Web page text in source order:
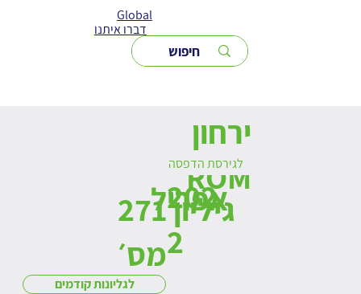
Global
דברו איתנו
ירחון
ROM
271 גיליון
מס׳
לגליונות קודמים
אפריל
202
2
לגירסת הדפסה